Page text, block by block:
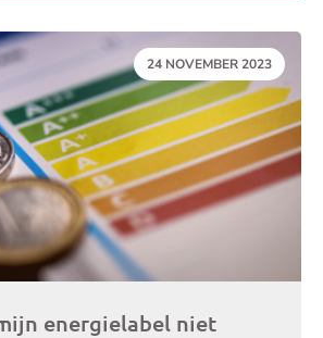
DATUM:
24 NOVEMBER 2023
energielabel niet